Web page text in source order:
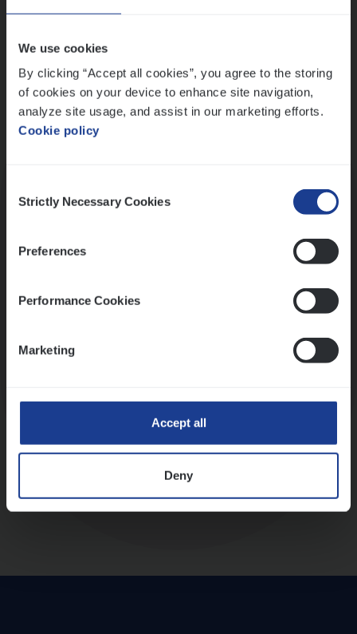
We use cookies
By clicking “Accept all cookies”, you agree to the storing
of cookies on your device to enhance site navigation,
analyze site usage, and assist in our marketing efforts.
Cookie policy
Selection
Strictly Necessary Cookies
Preferences
Performance Cookies
Marketing
Accept all
Deny